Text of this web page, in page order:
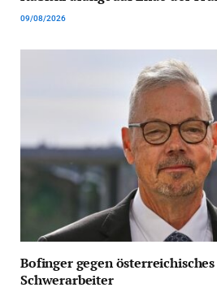
09/08/2026
Bofinger gegen
Schwerarbeiter